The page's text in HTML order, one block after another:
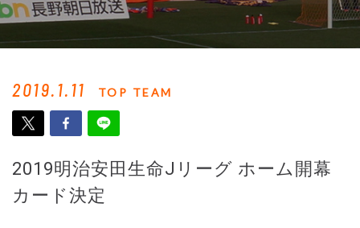
2019.1.11 TOP TEAM
2019明治安田生命Jリーグ ホーム開幕
カード決定